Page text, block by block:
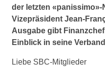
der letzten
Vizepräsident Jean-
Ausgabe gibt
Einblick in seine
Liebe SBC-Mitglieder